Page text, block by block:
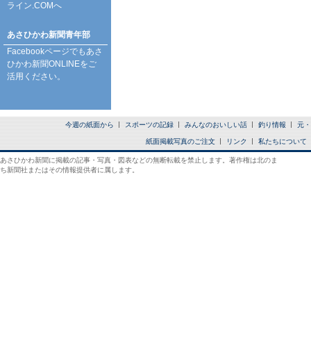
ライン.COMへ
あさひかわ新聞青年部
Facebookページでもあさ
ひかわ新聞ONLINEをご
活用ください。
今週の紙面から スポーツの記録 みんなのおいしい話 釣り情報 元
紙面掲載写真のご注文 リンク 私たちについて
あさひかわ新聞に掲載の記事・写真・図表などの無断転載を禁止します。著作権は北のま
ち新聞社またはその情報提供者に属します。